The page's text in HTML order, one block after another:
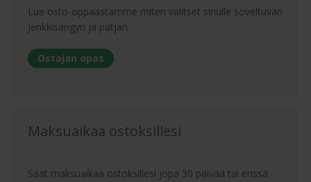
Lue osto-oppaastamme miten valitset sinulle soveltuvan
jenkkisängyn ja patjan.
Ostajan opas
Maksuaikaa ostoksillesi
Saat maksuaikaa ostoksillesi jopa 30 päivää tai erissä